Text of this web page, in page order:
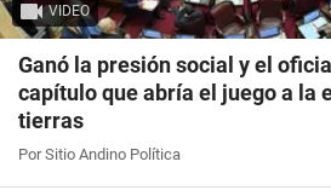
VIDEO
Ganó la presión social y el
capítulo que abría el juego a la
tierras
Por Sitio Andino Política